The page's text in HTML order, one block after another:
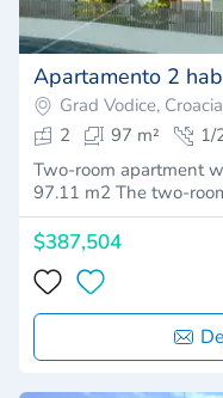
Apartamento 2
Grad Vodice, Croacia
2
97 m²
1/
Two-room apartment
97.11 m2 The two-
$387,504